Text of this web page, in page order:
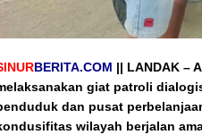
BERITA.COM || LANDAK –
giat patroli
dan pusat
wilayah berjalan